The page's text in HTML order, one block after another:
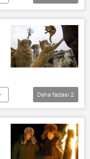
Daha fazlası 2